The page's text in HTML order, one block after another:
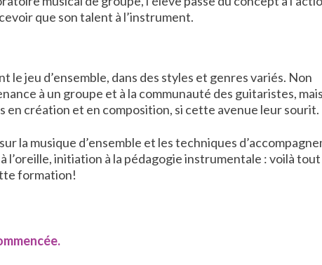
que son talent à l’instrument.
jeu d’ensemble, dans des styles et genres variés. Non
à un groupe et à la communauté des guitaristes,
création et en composition, si cette avenue leur sourit.
la musique d’ensemble et les techniques
l’oreille, initiation à la pédagogie instrumentale : voilà tout
formation!